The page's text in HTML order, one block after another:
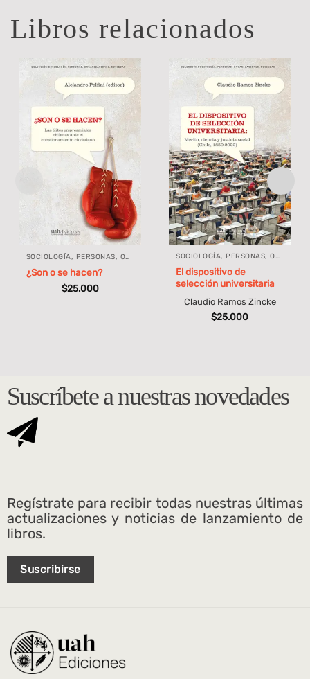
Libros relacionados
¿Son o se hacen?
$25.000
SOCIOLOGÍA, PERSONAS, ORGANIZACIONES, SOCIEDAD
El dispositivo de
selección universitaria
Claudio Ramos Zincke
$25.000
Suscríbete a nuestras novedades
Regístrate para recibir todas nuestras últimas
actualizaciones y noticias de lanzamiento de
libros.
Suscribirse